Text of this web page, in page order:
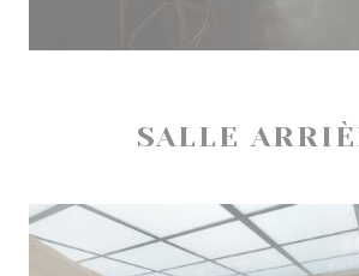
SALLE